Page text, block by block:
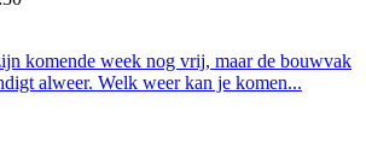
komende week nog vrij, maar de bouwvak
alweer. Welk weer kan je komen...